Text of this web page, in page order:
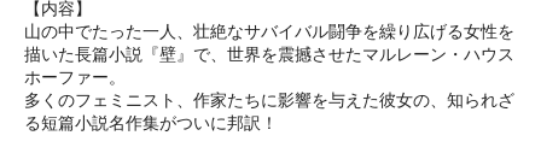
【内容】
山の中でたった一人、壮絶なサバイバル闘争を繰り広げる女性を
描いた長篇小説『壁』で、世界を震撼させたマルレーン・ハウス
ホーファー。
多くのフェミニスト、作家たちに影響を与えた彼女の、知られざ
る短篇小説名作集がついに邦訳！